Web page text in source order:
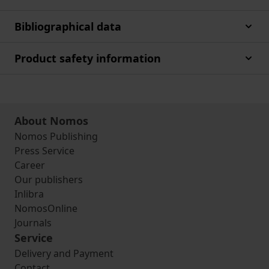
Bibliographical data
Product safety information
About Nomos
Nomos Publishing
Press Service
Career
Our publishers
Inlibra
NomosOnline
Journals
Service
Delivery and Payment